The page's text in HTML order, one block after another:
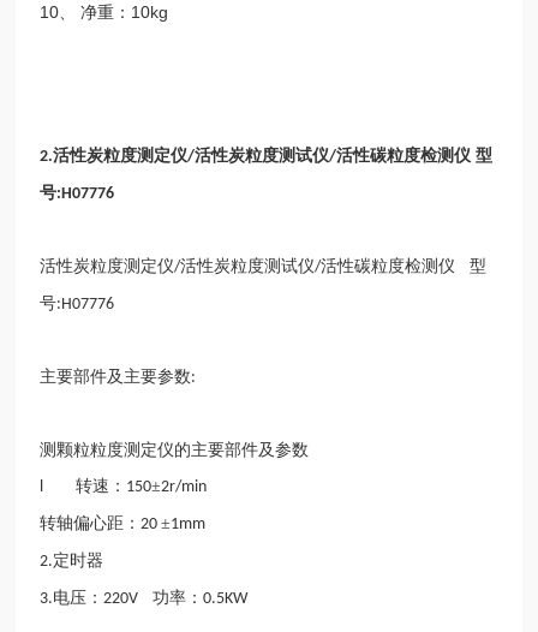
10、 净重：10kg
2.活性炭粒度测定仪/活性炭粒度测试仪/活性碳粒度检测仪 型
号:H07776
活性炭粒度测定仪/活性炭粒度测试仪/活性碳粒度检测仪 型
号:H07776
主要部件及主要参数:
测颗粒粒度测定仪的主要部件及参数
l转速： 150±2r/min
转轴偏心距： 20±1mm
2.定时器
3.电压： 220V功率：0.5KW